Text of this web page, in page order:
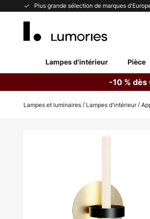
Plus grande sélection de marques
Allez
Lampes d'intérieur Pièce
-10 % dès
Lampes et luminaires Lampes d'intérieur